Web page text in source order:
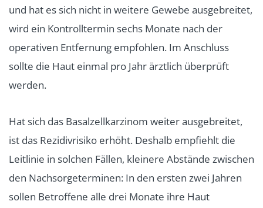
und hat es sich nicht in weitere Gewebe ausgebreitet,
wird ein Kontrolltermin sechs Monate nach der
operativen Entfernung empfohlen. Im Anschluss
sollte die Haut einmal pro Jahr ärztlich überprüft
werden.
Hat sich das Basalzellkarzinom weiter ausgebreitet,
ist das Rezidivrisiko erhöht. Deshalb empfiehlt die
Leitlinie in solchen Fällen, kleinere Abstände zwischen
den Nachsorgeterminen: In den ersten zwei Jahren
sollen Betroffene alle drei Monate ihre Haut